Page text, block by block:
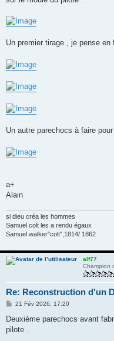
Un premier tirage , je pense en
Un autre parechocs à faire
a+
Alain
si dieu créa les hommes
Samuel colt les a rendu égaux
Samuel walker"colt",1814/ 1862
alf77
Champion
Re: Reconstruction d'un
M
s
a
21 Fév 2026, 17:20
Deuxième parechocs avant
pilote .